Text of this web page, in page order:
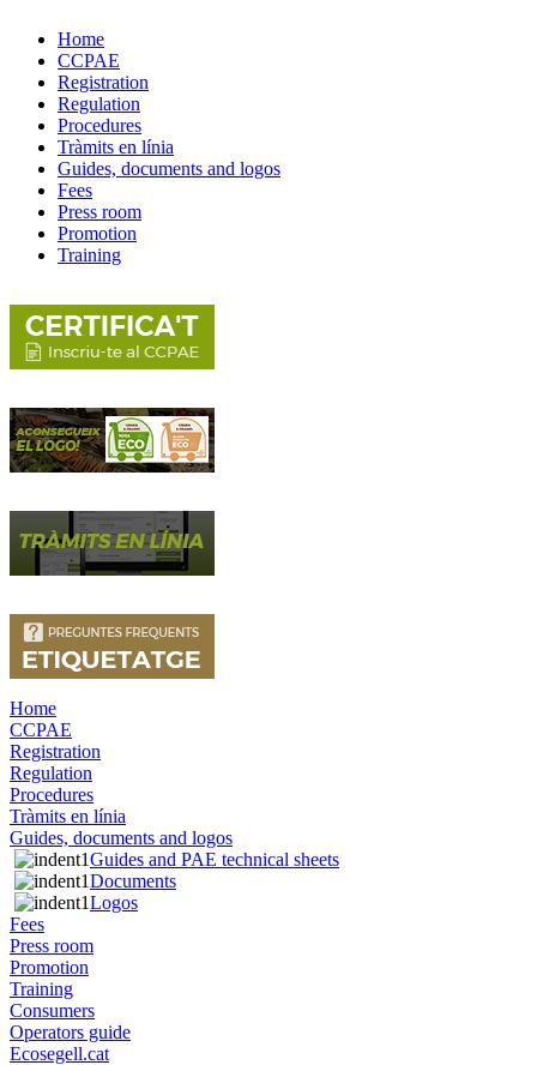
Home
CCPAE
Registration
Regulation
Procedures
Tràmits en línia
Guides, documents and logos
Fees
Press room
Promotion
Training
Home
CCPAE
Registration
Regulation
Procedures
Tràmits en línia
Guides, documents and logos
Guides and PAE technical sheets
Documents
Logos
Fees
Press room
Promotion
Training
Consumers
Operators guide
Ecosegell.cat